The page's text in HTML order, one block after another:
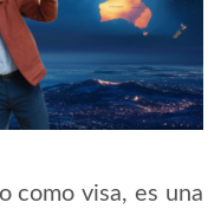
como visa, es una